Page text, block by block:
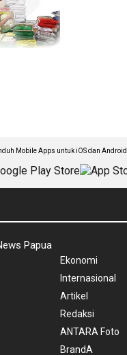
Mobile Apps untuk iOS dan Android
Papua
Ekonomi
Internasional
Artikel
Redaksi
ANTARA Foto
BrandA